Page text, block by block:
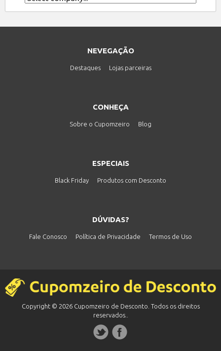
NEVEGAÇÃO
Destaques Lojas parceiras
CONHEÇA
Sobre o Cupomzeiro Blog
ESPECIAIS
Black Friday Produtos com Desconto
DÚVIDAS?
Fale Conosco Política de Privacidade Termos de Uso
Copyright © 2026 Cupomzeiro de Desconto. Todos os direitos
reservados..